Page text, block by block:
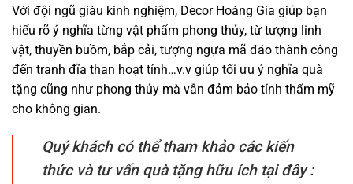
Với đội ngũ giàu kinh nghiệm, Decor Hoàng Gia giúp bạn
hiểu rõ ý nghĩa từng vật phẩm phong thủy, từ tượng linh
vật, thuyền buồm, bắp cải, tượng ngựa mã đáo thành công
đến tranh đĩa than hoạt tính…v.v giúp tối ưu ý nghĩa quà
tặng cũng như phong thủy mà vẫn đảm bảo tính thẩm mỹ
cho không gian.
Quý khách có thể tham khảo các kiến
thức và tư vấn quà tặng hữu ích tại đây :